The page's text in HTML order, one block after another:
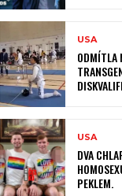
USA
ODMÍTLA
USA
DVA
PEKLEM.